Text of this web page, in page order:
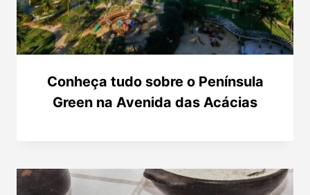
Conheça tudo sobre o Península
Green na Avenida das Acácias